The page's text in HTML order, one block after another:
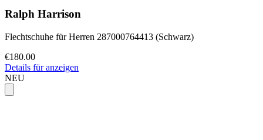
Ralph Harrison
Flechtschuhe für Herren 287000764413 (Schwarz)
€180.00
Details für anzeigen
NEU